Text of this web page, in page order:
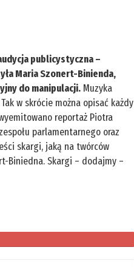
publicystyczna –
Maria Szonert-Binienda,
do manipulacji. Muzyka
w skrócie można opisać każdy
reportaż Piotra
parlamentarnego oraz
skargi, jaką na twórców
Biniedna. Skargi – dodajmy –